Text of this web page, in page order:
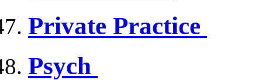
Private Practice
Psych